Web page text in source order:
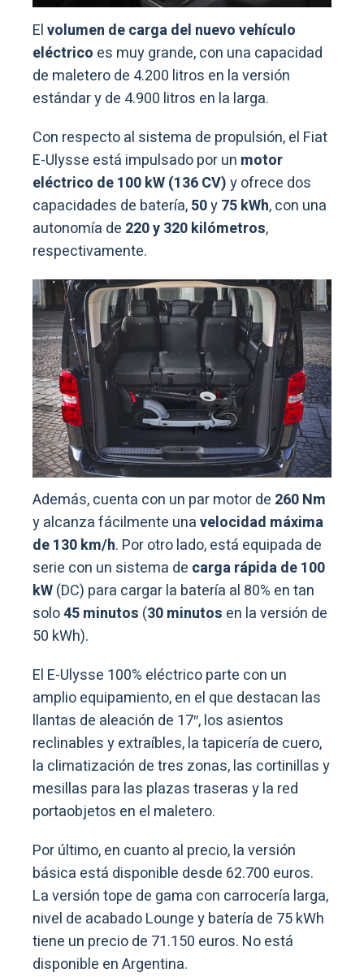
Elvolumen de carga del nuevo vehículo
eléctrico es muy grande, con una capacidad
de maletero de 4.200 litros en la versión
estándar y de 4.900 litros en la larga.
Con respecto al sistema de propulsión, el Fiat
E-Ulysse está impulsado por un motor
eléctrico de 100 kW (136 CV)y ofrece dos
capacidades de batería,50y75 kWh, con una
autonomía de 220 y 320 kilómetros,
respectivamente.
Además, cuenta con un par motor de 260 Nm
y alcanza fácilmente unavelocidad máxima
de 130 km/h. Por otro lado, está equipada de
serie con un sistema de carga rápida de 100
kW(DC) para cargar la batería al 80% en tan
solo45 minutos (30 minutos en la versión de
50 kWh).
El E-Ulysse 100% eléctrico parte con un
amplio equipamiento, en el que destacan las
llantas de aleación de 17″, los asientos
reclinables y extraíbles, la tapicería de cuero,
la climatización de tres zonas, las cortinillas y
mesillas para las plazas traseras y la red
portaobjetos en el maletero.
Por último, en cuanto al precio, la versión
básica está disponible desde 62.700 euros.
La versión tope de gama con carrocería larga,
nivel de acabado Lounge y batería de 75 kWh
tiene un precio de 71.150 euros. No está
disponible en Argentina.